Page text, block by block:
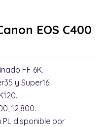
EOS C400
FF 6K.
y Super16.
12,800.
disponible por